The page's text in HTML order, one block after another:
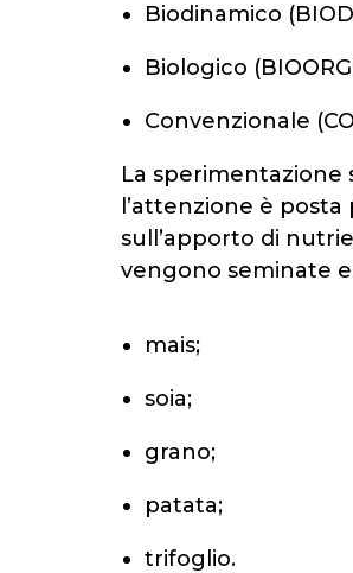
Biodinamico
Biologico
Convenzionale
La sperimentazione
l’attenzione è
sull’apporto di
vengono seminate
mais;
soia;
grano;
patata;
trifoglio.